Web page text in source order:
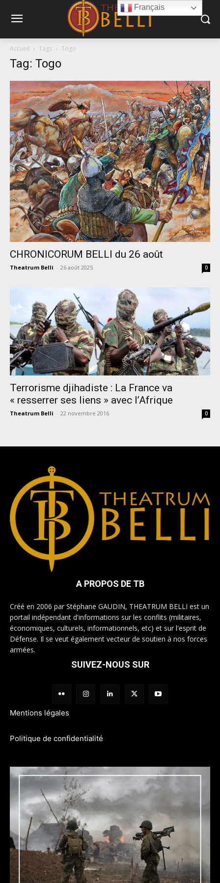
Accueil Tags Togo
Tag: Togo
CHRONICORUM BELLI du 26 août
Theatrum Belli - 26 août 2025 0
Terrorisme djihadiste : La France va
« resserrer ses liens » avec l’Afrique
Theatrum Belli - 22 novembre 2016 0
A PROPOS DE TB
Créé en 2006 par Stéphane GAUDIN, THEATRUM BELLI est un
portail indépendant d'informations sur les conflits (militaires,
économiques, culturels, informationnels, etc) et sur l'esprit de
Défense. Il se veut également vecteur de soutien à nos forces
armées.
SUIVEZ-NOUS SUR
Mentions légales
Politique de confidentialité
Français